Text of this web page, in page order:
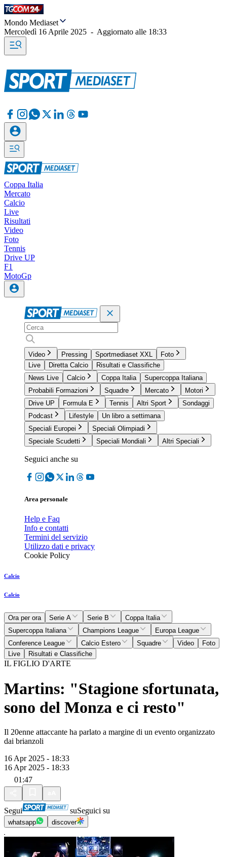
Mondo Mediaset
Mercoledì 16 Aprile 2025 - Aggiornato alle 18:33
Coppa Italia
Mercato
Calcio
Live
Risultati
Video
Foto
Tennis
Drive UP
F1
MotoGp
Video Pressing Sportmediaset XXL
Foto
Live
Diretta Calcio
Risultati e Classifiche
News Live
Calcio Coppa Italia
Supercoppa Italiana
Probabili Formazioni
Squadre Mercato
Motori
Drive UP
Formula E Tennis Altri Sport
Sondaggi
Podcast
Lifestyle
Un libro a settimana
Speciali Europei
Speciali Olimpiadi
Speciale Scudetti
Speciali Mondiali Altri Speciali
Seguici anche su
Area personale
Help e Faq
Info e contatti
Termini del servizio
Utilizzo dati e privacy
Cookie Policy
Calcio
Calcio
Ora per ora Serie A Serie B
Coppa Italia
Supercoppa Italiana
Champions League
Europa League
Conference League
Calcio Estero Squadre Video
Foto
Live
Risultati e Classifiche
IL FIGLIO D'ARTE
Martins: "Stagione sfortunata,
sono del Monza e ci resto"
Il 20enne attaccante ha parlato a margine di un evento organizzato
dai brianzoli
16 Apr 2025 - 18:33
16 Apr 2025 - 18:33
01:47
Segui suSeguici su
whatsapp discover